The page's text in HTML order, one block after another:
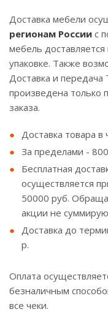
Доставка мебели
регионам России с
мебель
упаковке. Также
Доставка и
произведена только
заказа.
Доставка товара
За пределами -
Бесплатная
осуществляется
50000 руб.
акции не
Доставка до
р.
Оплата
безналичным
все чеки.